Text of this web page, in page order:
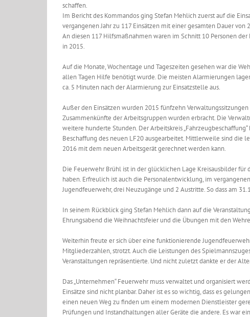
schaffen.
Im Bericht des Kommandos ging Stefan Mehlich zuerst auf die
vergangenen Jahr zu 117 Einsätzen mit einer gesamten Dauer
An diesen 117 Hilfsmaßnahmen waren im Schnitt 10 Personen
in 2015.
Auf die Monate, Wochentage und Tageszeiten gesehen war die
allen Tagen Hilfe benötigt wurde. Die meisten Alarmierungen
ca. 5 Minuten nach der Alarmierung zur Einsatzstelle aus.
Außer den Einsätzen wurden 2015 fünfzehn
Zusammenkünfte der Arbeitsgruppen wurden erbracht. Die
weitere hunderte Stunden. Der Arbeitskreis
Beschaffung des neuen LF20 ausgearbeitet. Mittlerweile sind die
2016 mit dem neuen Arbeitsgerät gerechnet werden kann.
Die Feuerwehr Brühl ist in der glücklichen Lage Kreisausbilder
haben. Erfreulich ist auch die Personalentwicklung, im
Jugendfeuerwehr, drei Neuzugänge und 2 Austritte. So dass am
In seinem Rückblick ging Stefan Mehlich dann auf die
Ehrungsabend die Weihnachtsfeier und die Übungen mit den
Weiterhin freute er sich über eine funktionierende
Mitgliederzahlen, strotzt. Auch die Leistungen des
Veranstaltungen repräsentierte. Und nicht zuletzt dankte er der
Das „Unternehmen“ Feuerwehr muss verwaltet und organisiert
Einsätze sind nicht planbar. Daher ist es so wichtig, dass es
einen neuen Weg zu finden um einem modernen Dienstleister
Prüfungen und Instandhaltungen aller Geräte die andere. Es war